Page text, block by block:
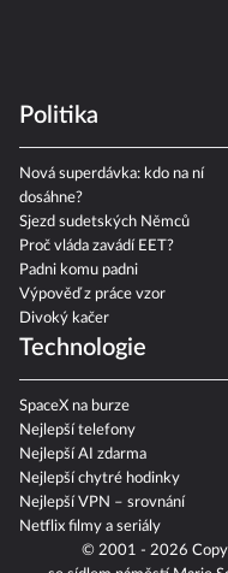
Politika
Nová superdávka: kdo na ní
dosáhne?
Sjezd sudetských Němců
Proč vláda zavádí EET?
Padni komu padni
Výpověď z práce vzor
Divoký kačer
Technologie
SpaceX na burze
Nejlepší telefony
Nejlepší AI zdarma
Nejlepší chytré hodinky
Nejlepší VPN – srovnání
Netflix filmy a seriály
© 2001 - 2026